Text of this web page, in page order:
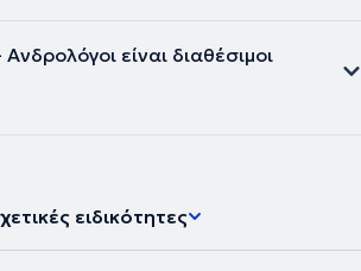
είναι διαθέσιμοι
ειδικότητες